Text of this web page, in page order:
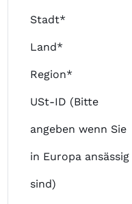
Stadt*
Land*
Region*
USt-ID (Bitte
angeben wenn Sie
in Europa ansässig
sind)